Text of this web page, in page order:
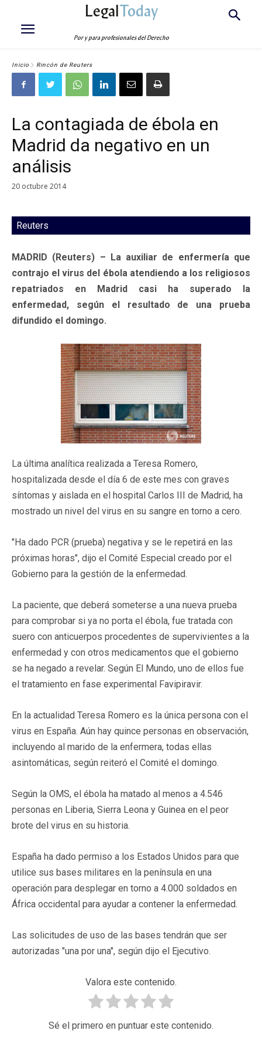
LegalToday
Por y para profesionales del Derecho
Inicio Rincón de Reuters
La contagiada de ébola en
Madrid da negativo en un
análisis
20 octubre 2014
Reuters
MADRID (Reuters) – La auxiliar de enfermería que
contrajo el virus del ébola atendiendo a los religiosos
repatriados en Madrid casi ha superado la
enfermedad, según el resultado de una prueba
difundido el domingo.
La última analítica realizada a Teresa Romero,
hospitalizada desde el día 6 de este mes con graves
síntomas y aislada en el hospital Carlos III de Madrid, ha
mostrado un nivel del virus en su sangre en torno a cero.
"Ha dado PCR (prueba) negativa y se le repetirá en las
próximas horas", dijo el Comité Especial creado por el
Gobierno para la gestión de la enfermedad.
La paciente, que deberá someterse a una nueva prueba
para comprobar si ya no porta el ébola, fue tratada con
suero con anticuerpos procedentes de supervivientes a la
enfermedad y con otros medicamentos que el gobierno
se ha negado a revelar. Según El Mundo, uno de ellos fue
el tratamiento en fase experimental Favipiravir.
En la actualidad Teresa Romero es la única persona con el
virus en España. Aún hay quince personas en observación,
incluyendo al marido de la enfermera, todas ellas
asintomáticas, según reiteró el Comité el domingo.
Según la OMS, el ébola ha matado al menos a 4.546
personas en Liberia, Sierra Leona y Guinea en el peor
brote del virus en su historia.
España ha dado permiso a los Estados Unidos para que
utilice sus bases militares en la península en una
operación para desplegar en torno a 4.000 soldados en
África occidental para ayudar a contener la enfermedad.
Las solicitudes de uso de las bases tendrán que ser
autorizadas "una por una", según dijo el Ejecutivo.
Valora este contenido.
Sé el primero en puntuar este contenido.